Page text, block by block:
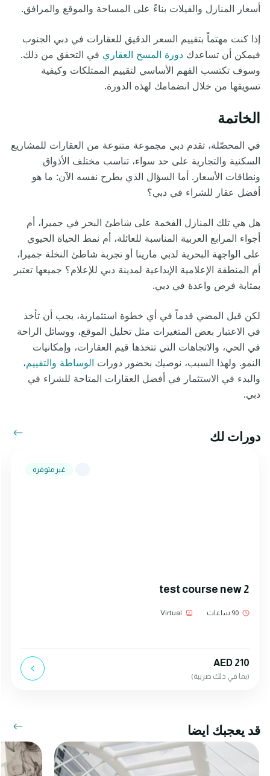
أسعار المنازل والفيلات بناءً على المساحة والموقع والمرافق.
إذا كنت مهتماً بتقييم السعر الدقيق للعقارات في دبي الجنوب
فيمكن أن تساعدك دورة المسح العقاري في التحقق من ذلك.
وسوف تكتسب الفهم الأساسي لتقييم الممتلكات وكيفية
تسويقها من خلال انضمامك لهذه الدورة.
الخاتمة
في المحصّلة، تقدم دبي مجموعة متنوعة من العقارات للمشاريع
السكنية والتجارية على حد سواء، تناسب مختلف الأذواق
ونطاقات الأسعار. أما السؤال الذي يطرح نفسه الآن: ما هو
أفضل عقار للشراء في دبي؟
هل هي تلك المنازل الفخمة على شاطئ البحر في جميرا، أم
أجواء المرابع العربية المناسبة للعائلة، أم نمط الحياة الحيوي
على الواجهة البحرية لدبي مارينا أو تجربة شاطئ النخلة جميرا،
أم المنطقة الإعلامية الإبداعية لمدينة دبي للإعلام؟ جميعها تعتبر
بمثابة فرص واعدة في دبي.
لكن قبل المضي قدماً في أي خطوة استثمارية، يجب أن تأخذ
في الاعتبار بعض المتغيرات مثل تحليل الموقع، ووسائل الراحة
في الحي، والاتجاهات التي تتخذها قيم العقارات، وإمكانيات
النمو. ولهذا السبب، نوصيك بحضور دورات الوساطة والتقييم،
والبدء في الاستثمار في أفضل العقارات المتاحة للشراء في
دبي.
دورات لك
غير متوفره
test course new 2
90 ساعات Virtual
AED 210
(بما في ذلك ضريبة)
قد يعجبك ايضا